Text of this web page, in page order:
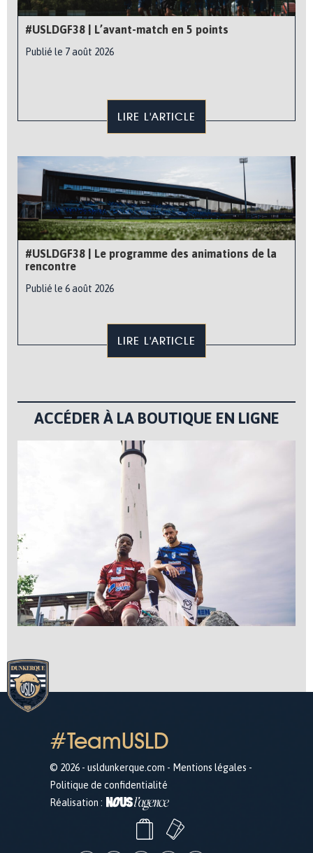
#USLDGF38 | L’avant-match en 5 points
Publié le 7 août 2026
LIRE L'ARTICLE
#USLDGF38 | Le programme des animations de la
rencontre
Publié le 6 août 2026
LIRE L'ARTICLE
ACCÉDER À LA BOUTIQUE EN LIGNE
#TeamUSLD
© 2026 - usldunkerque.com - Mentions légales -
Politique de confidentialité
Réalisation :